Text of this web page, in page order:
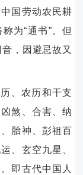
国劳动农民耕
为“通书”。但
，因避忌故又
、农历和干支
煞、合害、纳
胎神、彭祖百
、玄空九星、
即古代中国人